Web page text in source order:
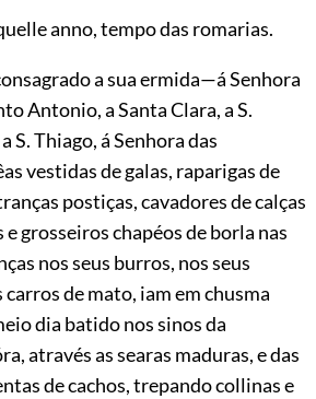
anno, tempo das romarias.
a sua ermida—á Senhora
Antonio, a Santa Clara, a S.
S. Thiago, á Senhora das
vestidas de galas, raparigas de
postiças, cavadores de calças
grosseiros chapéos de borla nas
nos seus burros, nos seus
carros de mato, iam em chusma
dia batido nos sinos da
através as searas maduras, e das
de cachos, trepando collinas e